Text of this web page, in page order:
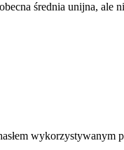
średnia unijna, ale
wykorzystywanym